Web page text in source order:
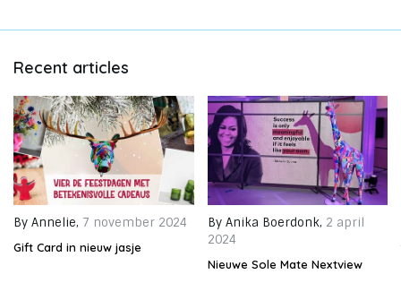
Recent articles
By Annelie, 7 november 2024
Gift Card in nieuw jasje
By Anika Boerdonk, 2 april
2024
Nieuwe Sole Mate Nextview